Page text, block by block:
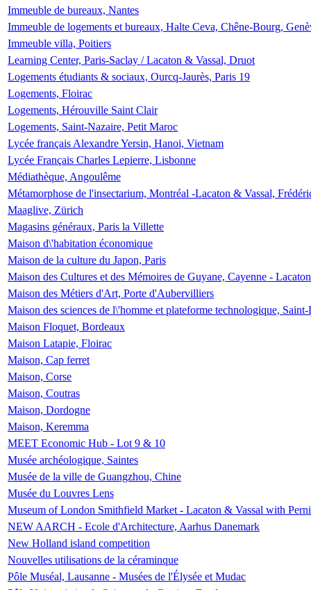
Immeuble de bureaux, Nantes
Immeuble de logements et bureaux, Halte Ceva, Chêne-Bourg,
Immeuble villa, Poitiers
Learning Center, Paris-Saclay / Lacaton & Vassal, Druot
Logements étudiants & sociaux, Ourcq-Jaurès, Paris 19
Logements, Floirac
Logements, Hérouville Saint Clair
Logements, Saint-Nazaire, Petit Maroc
Lycée français Alexandre Yersin, Hanoi, Vietnam
Lycée Français Charles Lepierre, Lisbonne
Médiathèque, Angoulême
Métamorphose de l'insectarium, Montréal -Lacaton & Vassal,
Maaglive, Zürich
Magasins généraux, Paris la Villette
Maison d\'habitation économique
Maison de la culture du Japon, Paris
Maison des Cultures et des Mémoires de Guyane, Cayenne -
Maison des Métiers d'Art, Porte d'Aubervilliers
Maison des sciences de l\'homme et plateforme technologique,
Maison Floquet, Bordeaux
Maison Latapie, Floirac
Maison, Cap ferret
Maison, Corse
Maison, Coutras
Maison, Dordogne
Maison, Keremma
MEET Economic Hub - Lot 9 & 10
Musée archéologique, Saintes
Musée de la ville de Guangzhou, Chine
Musée du Louvres Lens
Museum of London Smithfield Market - Lacaton & Vassal with
NEW AARCH - Ecole d'Architecture, Aarhus Danemark
New Holland island competition
Nouvelles utilisations de la céraminque
Pôle Muséal, Lausanne - Musées de l'Élysée et Mudac